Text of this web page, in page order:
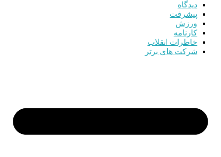
دیدگاه
پیشرفت
ورزش
کارنامه
خاطرات انقلاب
شرکت های برتر